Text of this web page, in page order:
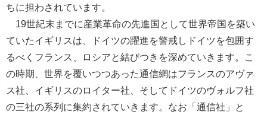
ちに担わされています。
19世紀末までに産業革命の先進国として世界帝国を築い
ていたイギリスは、ドイツの躍進を警戒しドイツを包囲す
るべくフランス、ロシアと結びつきを深めていきます。こ
の時期、世界を覆いつつあった通信網はフランスのアヴァ
ス社、イギリスのロイター社、そしてドイツのヴォルフ社
の三社の系列に集約されていきます。なお「通信社」と